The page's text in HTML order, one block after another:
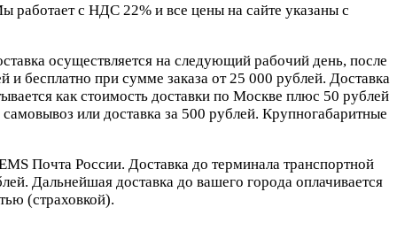
с НДС 22% и все цены на сайте указаны с
осуществляется на следующий рабочий день, после
бесплатно при сумме заказа от 25 000 рублей. Доставка
как стоимость доставки по Москве плюс 50 рублей
или доставка за 500 рублей. Крупногабаритные
Почта России. Доставка до терминала транспортной
Дальнейшая доставка до вашего города оплачивается
(страховкой).